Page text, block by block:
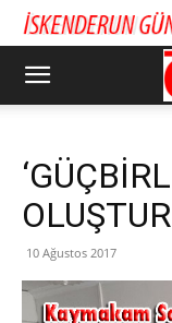
10 Ağustos 2017